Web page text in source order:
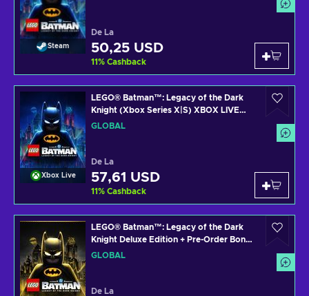
Steam
De La
50,25 USD
11% Cashback
Xbox Live
LEGO® Batman™: Legacy of the Dark
Knight (Xbox Series X|S) XBOX LIVE
Key GLOBAL
GLOBAL
De La
57,61 USD
11% Cashback
LEGO® Batman™: Legacy of the Dark
Knight Deluxe Edition + Pre-Order Bonus
Steam Key (PC) GLOBAL
GLOBAL
De La